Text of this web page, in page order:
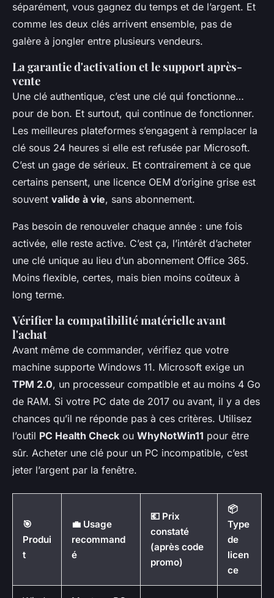
séparément, vous gagnez du temps et de l’argent. Et
comme les deux clés arrivent ensemble, pas de
galère à jongler entre plusieurs vendeurs.
La garantie d'activation et le support après-
vente
Une clé authentique, c’est une clé qui fonctionne…
pour de bon. Et surtout, qui continue de fonctionner.
Les meilleures plateformes s’engagent à remplacer la
clé sous 24 heures si elle est refusée par Microsoft.
C’est un gage de sérieux. Et contrairement à ce que
certains pensent, une licence OEM d’origine grise est
souvent valide à vie, sans abonnement.
Pas besoin de renouveler chaque année : une fois
activée, elle reste active. C’est ça, l’intérêt d’acheter
une clé unique au lieu d’un abonnement Office 365.
Moins flexible, certes, mais bien moins coûteux à
long terme.
Vérifier la compatibilité matérielle avant
l'achat
Avant même de commander, vérifiez que votre
machine supporte Windows 11. Microsoft exige un
TPM 2.0, un processeur compatible et au moins 4 Go
de RAM. Si votre PC date de 2017 ou avant, il y a des
chances qu’il ne réponde pas à ces critères. Utilisez
l’outil PC Health Check ou WhyNotWin11 pour être
sûr. Acheter une clé pour un PC incompatible, c’est
jeter l’argent par la fenêtre.
🎯
Produi
t
💼 Usage
recommand
é
💶 Prix
constaté
(après code
promo)
📦
Type
de
licen
ce